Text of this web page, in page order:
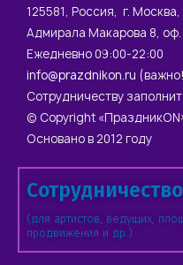
125581, Россия, г. Москва,
Адмирала Макарова 8, оф.
Ежедневно 09:00-22:00
info@prazdnikon.ru
Сотрудничеству
© Copyright
Основано в 2012 году
Сотрудничество
(для артистов, ведущих,
продвижения и др.)